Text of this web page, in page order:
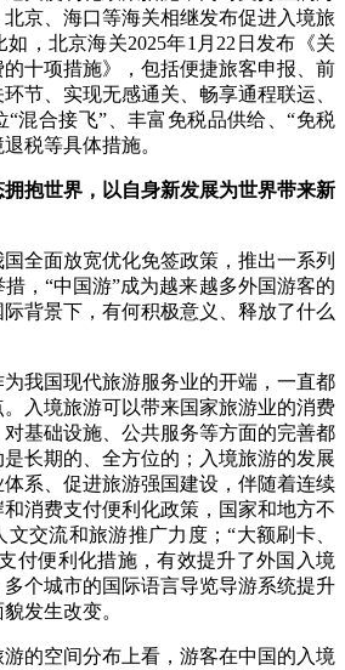
京、海口等海关相继发布促进入境旅
，北京海关2025年1月22日发布《关
十项措施》，包括便捷旅客申报、前
节、实现无感通关、畅享通程联运、
混合接飞”、丰富免税品供给、“免税
税等具体措施。
抱世界，以自身新发展为世界带来新
面放宽优化免签政策，推出一系列
，“中国游”成为越来越多外国游客的
背景下，有何积极意义、释放了什么
国现代旅游服务业的开端，一直都
入境旅游可以带来国家旅游业的消费
基础设施、公共服务等方面的完善都
长期的、全方位的；入境旅游的发展
系、促进旅游强国建设，伴随着连续
消费支付便利化政策，国家和地方不
交流和旅游推广力度；“大额刷卡、
付便利化措施，有效提升了外国入境
个城市的国际语言导览导游系统提升
发生改变。
空间分布上看，游客在中国的入境